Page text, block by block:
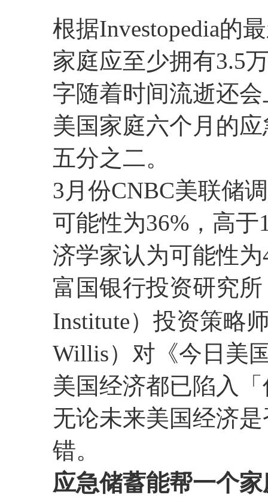
根据Investopedia的
家庭应至少拥有3.5
字随着时间流逝还
美国家庭六个月的
五分之二。
3月份CNBC美联储
可能性为36%，高
济学家认为可能性为
富国银行投资研究所
Institute）投资策略
Willis）对《今日美
美国经济都已陷入
无论未来美国经济
错。
应急储蓄能帮一个